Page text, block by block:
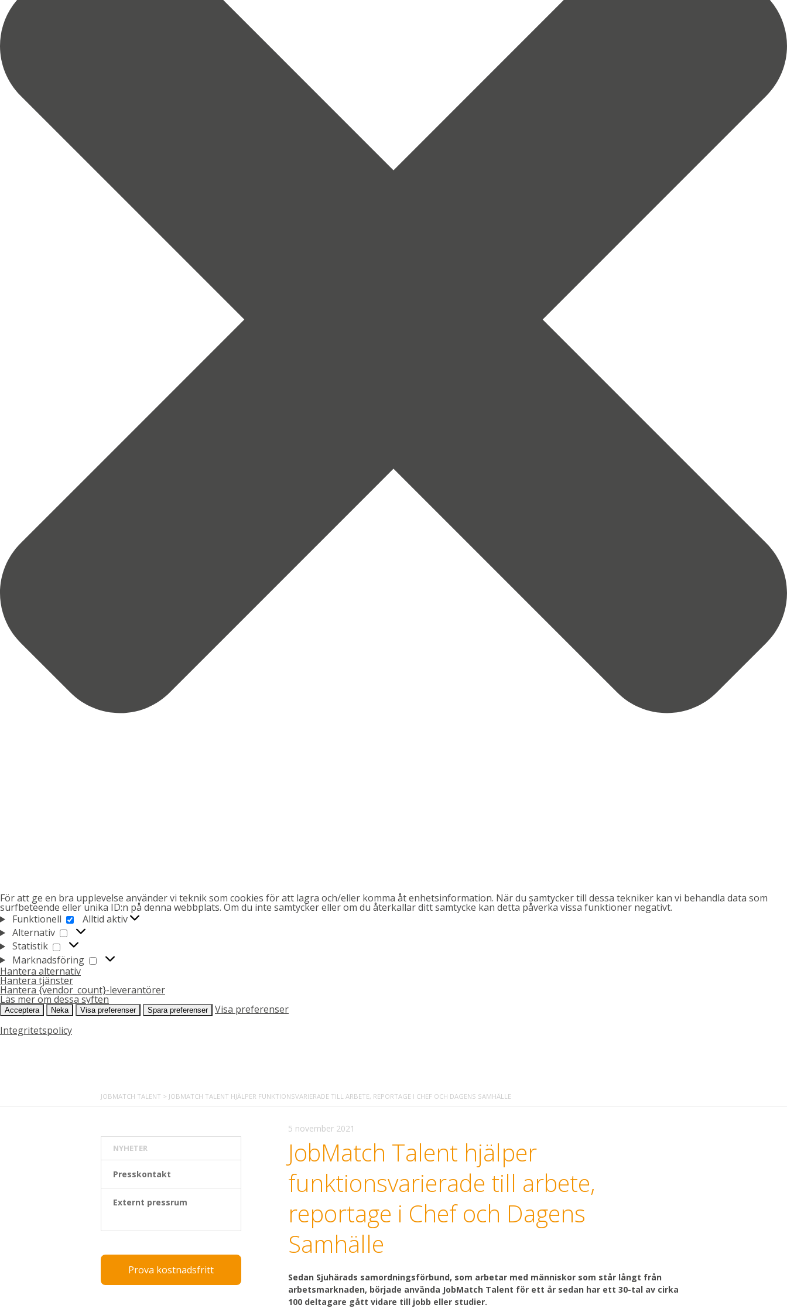
För att ge en bra upplevelse använder vi teknik som cookies för att lagra och/eller komma åt enhetsinformation. När du samtycker till dessa tekniker kan vi behandla data som
surfbeteende eller unika ID:n på denna webbplats. Om du inte samtycker eller om du återkallar ditt samtycke kan detta påverka vissa funktioner negativt.
Funktionell
FUNKTIONELL
Alltid aktiv
Alternativ
ALTERNATIV
Statistik STATISTIK
Marknadsföring MARKNADSFÖRING
Hantera alternativ
Hantera tjänster
Hantera {vendor_count}-leverantörer
Läs mer om dessa syften
Acceptera Neka Visa preferenser Spara preferenser
Visa preferenser
Integritetspolicy
JOBMATCH TALENT > JOBMATCH TALENT HJÄLPER FUNKTIONSVARIERADE TILL ARBETE, REPORTAGE I CHEF OCH DAGENS SAMHÄLLE
5 november 2021
JobMatch Talent hjälper
funktionsvarierade till arbete,
reportage i Chef och Dagens
Samhälle
Sedan Sjuhärads samordningsförbund, som arbetar med människor som står långt från
arbetsmarknaden, började använda JobMatch Talent för ett år sedan har ett 30-tal av cirka
100 deltagare gått vidare till jobb eller studier.
NYHETER
Presskontakt
Externt pressrum
Prova kostnadsfritt